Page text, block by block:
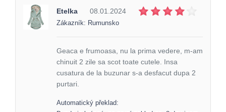
Etelka 08.01.2024
Zákazník: Rumunsko
Geaca e frumoasa, nu la prima vedere, m-am
chinuit 2 zile sa scot toate cutele. Insa
cusatura de la buzunar s-a desfacut dupa 2
purtari.
Automatický překlad: